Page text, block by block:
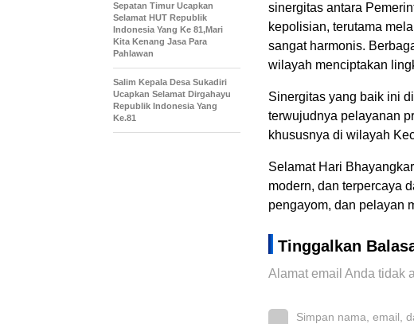
sinergitas antara
kepolisian, terutama
sangat harmonis.
wilayah menciptakan
Sinergitas yang baik ini
terwujudnya pelayanan
khususnya di wilayah
Selamat Hari
modern, dan terpercaya
pengayom, dan pelayan
Tinggalkan
Alamat email Anda tidak
Simpan nama, email,
Sepatan Timur Ucapkan
Selamat HUT Republik
Indonesia Yang Ke 81,Mari
Kita Kenang Jasa Para
Pahlawan
Salim Kepala Desa Sukadiri
Ucapkan Selamat Dirgahayu
Republik Indonesia Yang
Ke.81